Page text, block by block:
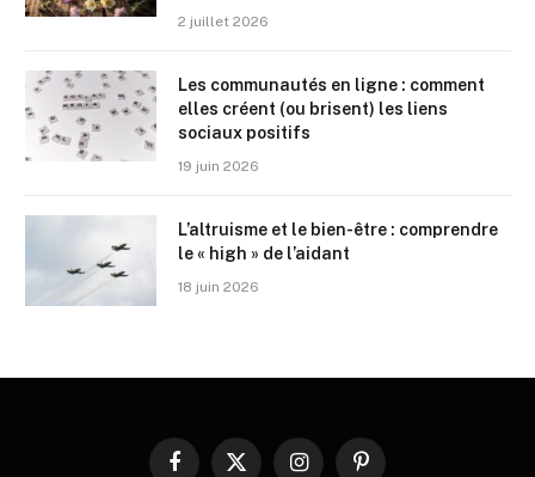
2 juillet 2026
Les communautés en ligne : comment
elles créent (ou brisent) les liens
sociaux positifs
19 juin 2026
L’altruisme et le bien-être : comprendre
le « high » de l’aidant
18 juin 2026
Facebook
X InstagramPinterest